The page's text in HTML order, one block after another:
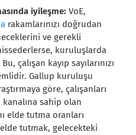
iyileşme: VoE,
rakamlarınızı doğrudan
ve gerekli
kuruluşlarda
çalışan kayıp sayılarınızı
Gallup kuruluşu
göre, çalışanları
sahip olan
elde tutma oranları
elde tutmak, gelecekteki